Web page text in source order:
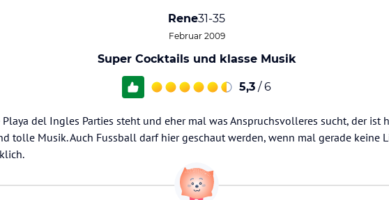
Rene31-35
Februar 2009
Super Cocktails und klasse Musik
5,3 / 6
del Ingles Parties steht und eher mal was Anspruchsvolleres sucht, der ist
tolle Musik. Auch Fussball darf hier geschaut werden, wenn mal gerade keine